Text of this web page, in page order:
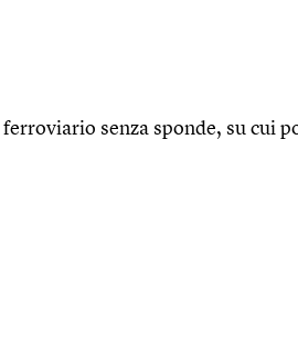
senza sponde, su cui